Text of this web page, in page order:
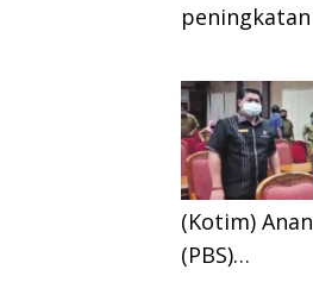
(Kotim)
(PBS)…